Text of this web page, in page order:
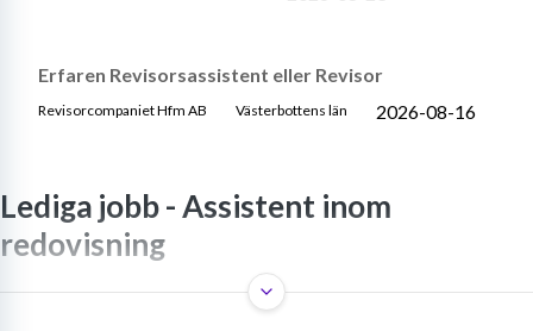
Erfaren Revisorsassistent eller Revisor
Revisorcompaniet Hfm AB Västerbottens län 2026-08-16
Lediga jobb -Assistent inom
redovisning
En revisorsassistent är en viktig del av revisionsbranschen, där